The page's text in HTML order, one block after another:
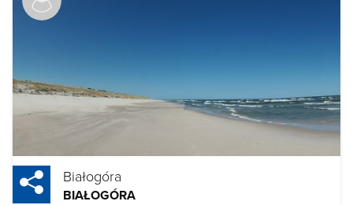
Białogóra
BIAŁOGÓRA